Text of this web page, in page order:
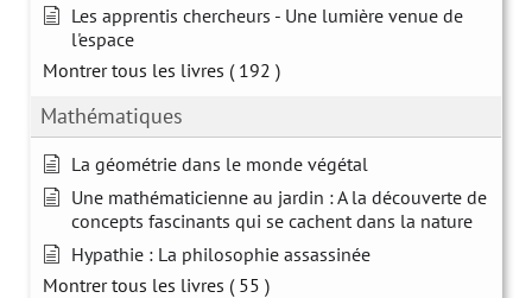
Les apprentis chercheurs - Une lumière venue de
l'espace
Montrer tous les livres ( 192 )
Mathématiques
La géométrie dans le monde végétal
Une mathématicienne au jardin : A la découverte de
concepts fascinants qui se cachent dans la nature
Hypathie : La philosophie assassinée
Montrer tous les livres ( 55 )